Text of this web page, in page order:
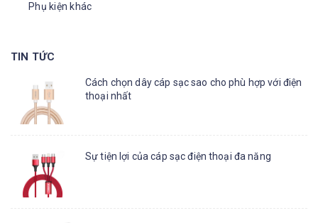
Phụ kiện khác
TIN TỨC
Cách chọn dây cáp sạc sao cho phù hợp với điện
thoại nhất
Sự tiện lợi của cáp sạc điện thoại đa năng